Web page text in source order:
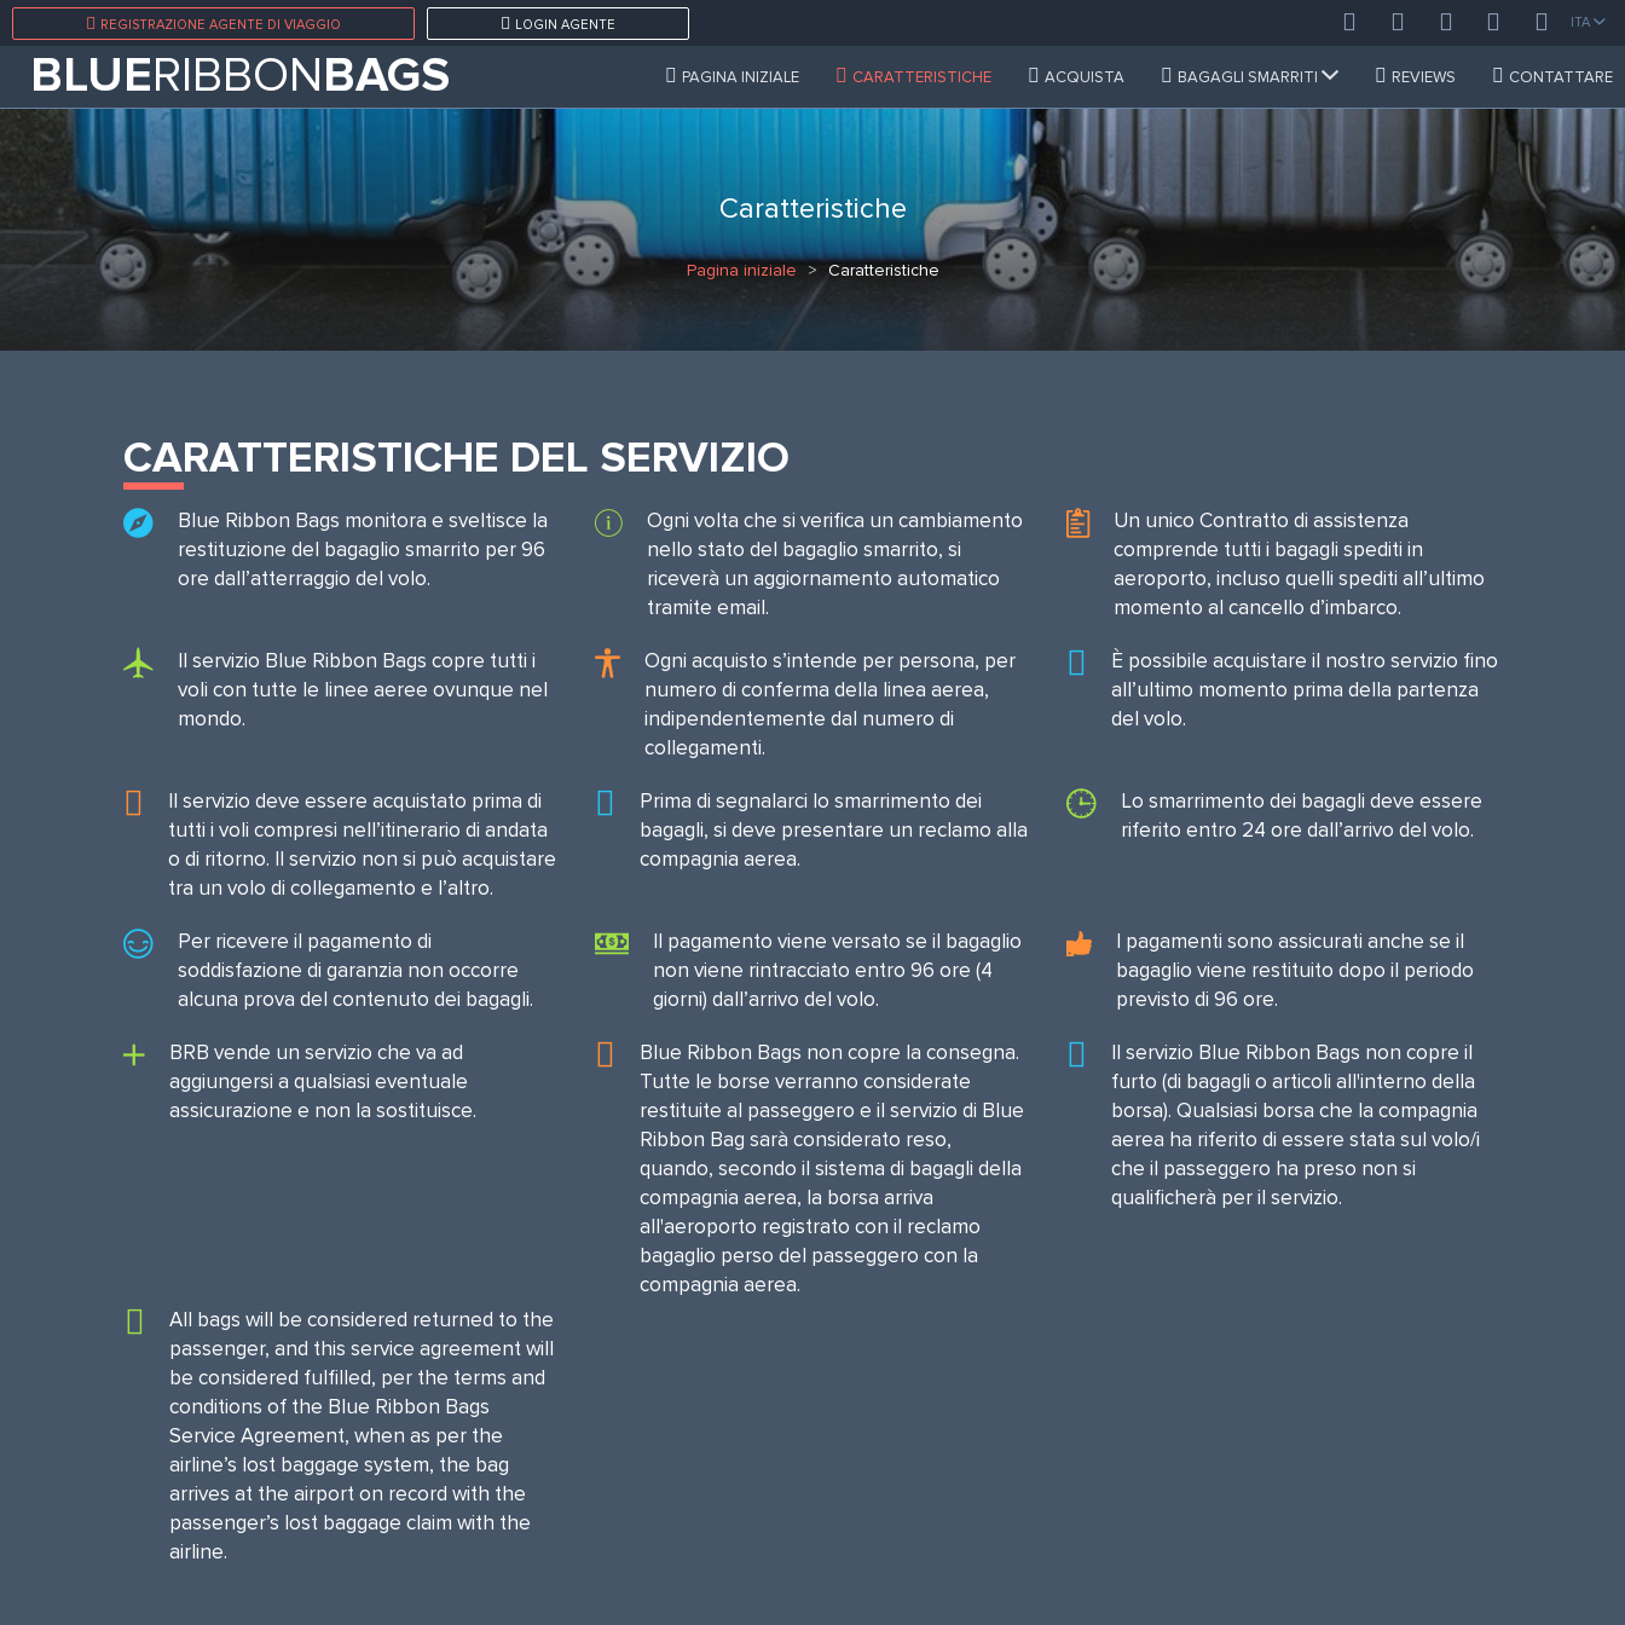
REGISTRAZIONE AGENTE DI VIAGGIO LOGIN AGENTE ITA
BLUERIBBONBAGS PAGINA INIZIALE CARATTERISTICHE ACQUISTA BAGAGLI SMARRITI REVIEWS CONTATTARE
Caratteristiche
Pagina iniziale Caratteristiche
CARATTERISTICHE DEL SERVIZIO
Blue Ribbon Bags monitora e sveltisce la
restituzione del bagaglio smarrito per 96
ore dall’atterraggio del volo.
Ogni volta che si verifica un cambiamento
nello stato del bagaglio smarrito, si
riceverà un aggiornamento automatico
tramite email.
Un unico Contratto di assistenza
comprende tutti i bagagli spediti in
aeroporto, incluso quelli spediti all’ultimo
momento al cancello d’imbarco.
Il servizio Blue Ribbon Bags copre tutti i
voli con tutte le linee aeree ovunque nel
mondo.
Ogni acquisto s’intende per persona, per
numero di conferma della linea aerea,
indipendentemente dal numero di
collegamenti.
È possibile acquistare il nostro servizio fino
all’ultimo momento prima della partenza
del volo.
Il servizio deve essere acquistato prima di
tutti i voli compresi nell’itinerario di andata
o di ritorno. Il servizio non si può acquistare
tra un volo di collegamento e l’altro.
Prima di segnalarci lo smarrimento dei
bagagli, si deve presentare un reclamo alla
compagnia aerea.
Lo smarrimento dei bagagli deve essere
riferito entro 24 ore dall’arrivo del volo.
Per ricevere il pagamento di
soddisfazione di garanzia non occorre
alcuna prova del contenuto dei bagagli.
Il pagamento viene versato se il bagaglio
non viene rintracciato entro 96 ore (4
giorni) dall’arrivo del volo.
I pagamenti sono assicurati anche se il
bagaglio viene restituito dopo il periodo
previsto di 96 ore.
BRB vende un servizio che va ad
aggiungersi a qualsiasi eventuale
assicurazione e non la sostituisce.
Blue Ribbon Bags non copre la consegna.
Tutte le borse verranno considerate
restituite al passeggero e il servizio di Blue
Ribbon Bag sarà considerato reso,
quando, secondo il sistema di bagagli della
compagnia aerea, la borsa arriva
all'aeroporto registrato con il reclamo
bagaglio perso del passeggero con la
compagnia aerea.
Il servizio Blue Ribbon Bags non copre il
furto (di bagagli o articoli all'interno della
borsa). Qualsiasi borsa che la compagnia
aerea ha riferito di essere stata sul volo/i
che il passeggero ha preso non si
qualificherà per il servizio.
All bags will be considered returned to the
passenger, and this service agreement will
be considered fulfilled, per the terms and
conditions of the Blue Ribbon Bags
Service Agreement, when as per the
airline’s lost baggage system, the bag
arrives at the airport on record with the
passenger’s lost baggage claim with the
airline.